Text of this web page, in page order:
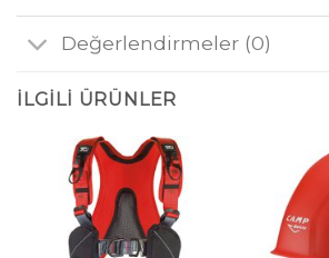
Değerlendirmeler (0)
İLGILI ÜRÜNLER